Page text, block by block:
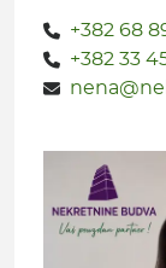
+382 68
+382 33